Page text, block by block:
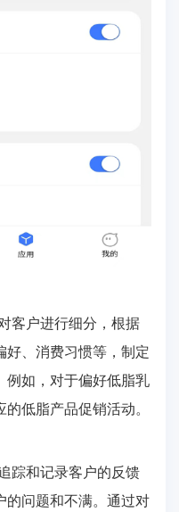
客户进行细分，根据
、消费习惯等，制定
例如，对于偏好低脂乳
低脂产品促销活动。
踪和记录客户的反馈
的问题和不满。通过对